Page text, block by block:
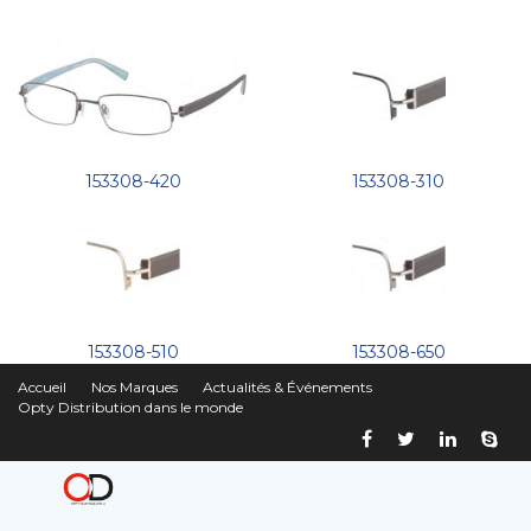
153308-420 153308-310
153308-510 153308-650
Accueil Nos Marques
Actualités & Événements
Opty Distribution dans le monde